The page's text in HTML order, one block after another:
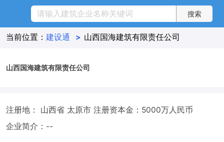
当前位置： 建设通 > 山西国海建筑有限责任公司
山西国海建筑有限责任公司
注册地： 山西省 太原市 注册资本金：5000万人民币
企业简介：--